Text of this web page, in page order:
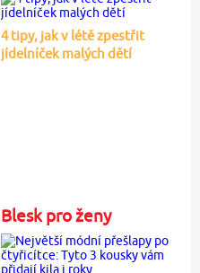
4 tipy, jak v létě zpestřit
jídelníček malých dětí
Blesk pro ženy